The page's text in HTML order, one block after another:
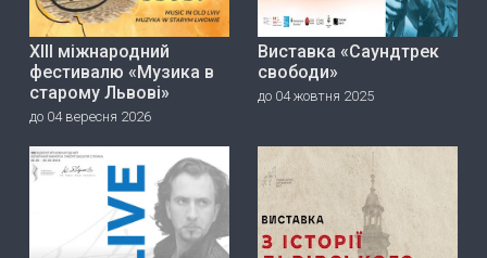
ХІІІ міжнародний
фестивалю «Музика в
старому Львові»
до 04 вересня 2026
Виставка «Саундтрек
свободи»
до 04 жовтня 2025